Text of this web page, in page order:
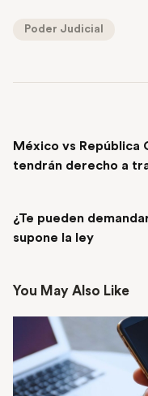
Poder Judicial
México vs República
tendrán derecho a
¿Te pueden
supone la ley
You May Also Like